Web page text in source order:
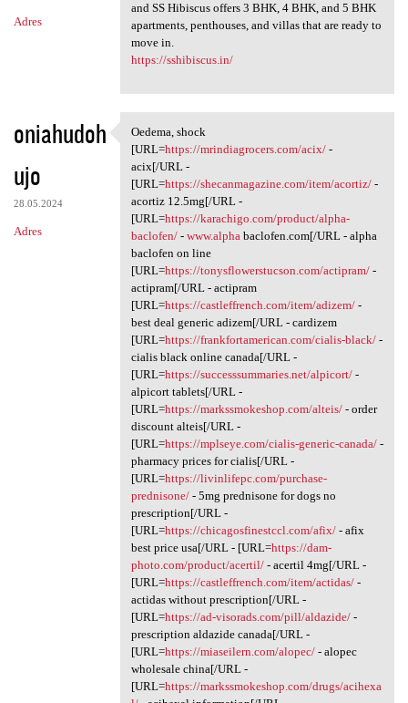
Adres
and SS Hibiscus offers 3 BHK, 4 BHK, and 5 BHK
apartments, penthouses, and villas that are ready to
move in.
https://sshibiscus.in/
oniahudoh
ujo
28.05.2024
Adres
Oedema, shock [URL=https:/
Oedema, shock
[URL=https://mrindiagrocers.com/acix/-
acix[/URL -
[URL=https://shecanmagazine.com/item/acortiz/-
acortiz 12.5mg[/URL -
[URL=https://karachigo.com/product/alpha-
baclofen/- www.alphabaclofen.com[/URL - alpha
baclofen on line
[URL=https://tonysflowerstucson.com/actipram/-
actipram[/URL - actipram
[URL=https://castleffrench.com/item/adizem/-
best deal generic adizem[/URL - cardizem
[URL=https://frankfortamerican.com/cialis-black/-
cialis black online canada[/URL -
[URL=https://successsummaries.net/alpicort/-
alpicort tablets[/URL -
[URL=https://markssmokeshop.com/alteis/- order
discount alteis[/URL -
[URL=https://mplseye.com/cialis-generic-canada/-
pharmacy prices for cialis[/URL -
[URL=https://livinlifepc.com/purchase-
prednisone/- 5mg prednisone for dogs no
prescription[/URL -
[URL=https://chicagosfinestccl.com/afix/- afix
best price usa[/URL - [URL=https://dam-
photo.com/product/acertil/- acertil 4mg[/URL -
[URL=https://castleffrench.com/item/actidas/-
actidas without prescription[/URL -
[URL=https://ad-visorads.com/pill/aldazide/-
prescription aldazide canada[/URL -
[URL=https://miaseilern.com/alopec/- alopec
wholesale china[/URL -
[URL=https://markssmokeshop.com/drugs/acihexa